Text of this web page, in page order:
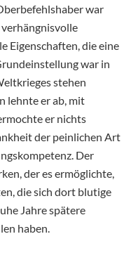
war
Eigenschaften, die eine
war in
stehen
lehnte er ab, mit
er nichts
der peinlichen Art
Der
der es ermöglichte,
die sich dort blutige
Jahre spätere
haben.